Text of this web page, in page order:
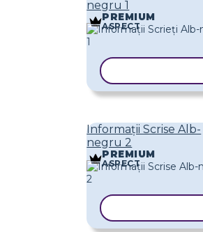
negru 1
PREMIUM
ASPECT
Informații Scrise Alb-
negru 2
PREMIUM
ASPECT